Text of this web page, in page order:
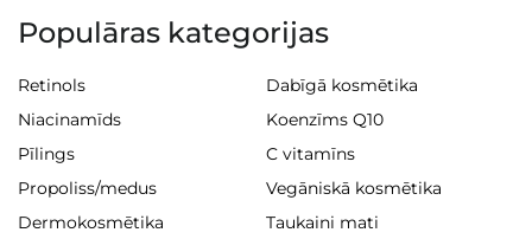
Populāras kategorijas
Retinols
Dabīgā kosmētika
Niacinamīds
Koenzīms Q10
Pīlings
C vitamīns
Propoliss/medus
Vegāniskā kosmētika
Dermokosmētika
Taukaini mati